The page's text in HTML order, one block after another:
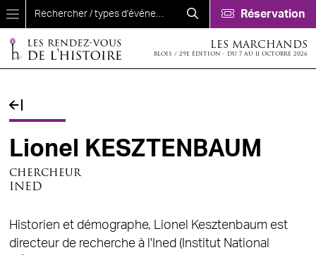
Aller au contenu principal
Réservation
LES MARCHANDS
BLOIS / 29E ÉDITION - DU 7 AU 11 OCTOBRE 2026
Lionel KESZTENBAUM
chercheur
INED
Historien et démographe, Lionel Kesztenbaum est
directeur de recherche à l'Ined (Institut National